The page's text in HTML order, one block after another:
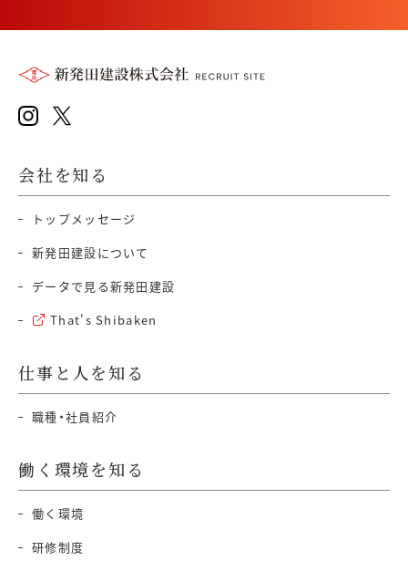
会社を知る
トップメッセージ
新発田建設について
データで見る新発田建設
That's Shibaken
仕事と人を知る
職種・社員紹介
働く環境を知る
働く環境
研修制度